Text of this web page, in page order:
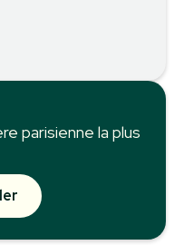
parisienne la plus